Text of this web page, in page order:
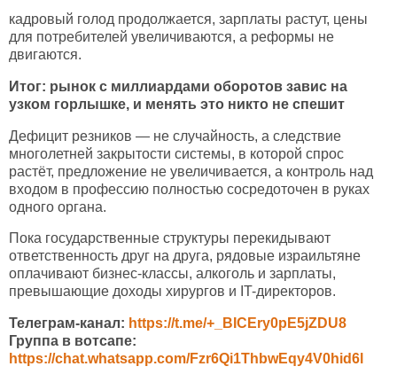
кадровый голод продолжается, зарплаты растут, цены
для потребителей увеличиваются, а реформы не
двигаются.
Итог: рынок с миллиардами оборотов завис на
узком горлышке, и менять это никто не спешит
Дефицит резников — не случайность, а следствие
многолетней закрытости системы, в которой спрос
растёт, предложение не увеличивается, а контроль над
входом в профессию полностью сосредоточен в руках
одного органа.
Пока государственные структуры перекидывают
ответственность друг на друга, рядовые израильтяне
оплачивают бизнес-классы, алкоголь и зарплаты,
превышающие доходы хирургов и IT-директоров.
Телеграм-канал: https://t.me/+_BICEry0pE5jZDU8
Группа в вотсапе:
https://chat.whatsapp.com/Fzr6Qi1ThbwEqy4V0hid6l